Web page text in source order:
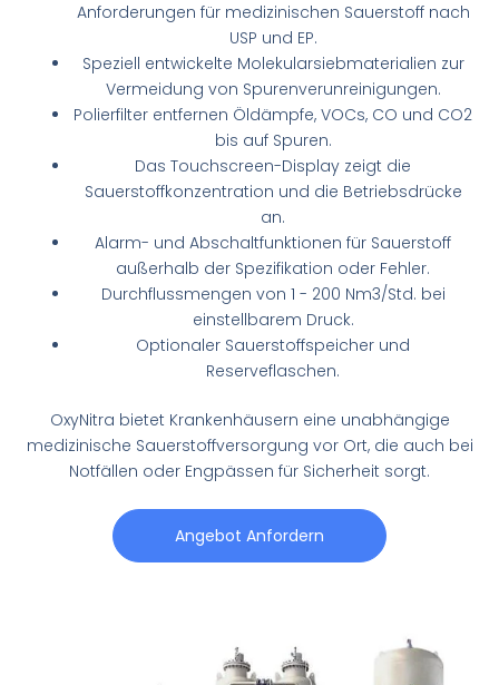
Anforderungen für medizinischen Sauerstoff nach
USP und EP.
Speziell entwickelte Molekularsiebmaterialien zur
Vermeidung von Spurenverunreinigungen.
Polierfilter entfernen Öldämpfe, VOCs, CO und CO2
bis auf Spuren.
Das Touchscreen-Display zeigt die
Sauerstoffkonzentration und die Betriebsdrücke
an.
Alarm- und Abschaltfunktionen für Sauerstoff
außerhalb der Spezifikation oder Fehler.
Durchflussmengen von 1 - 200 Nm3/Std. bei
einstellbarem Druck.
Optionaler Sauerstoffspeicher und
Reserveflaschen.
OxyNitra bietet Krankenhäusern eine unabhängige
medizinische Sauerstoffversorgung vor Ort, die auch bei
Notfällen oder Engpässen für Sicherheit sorgt.
Angebot Anfordern